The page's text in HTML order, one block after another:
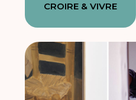
CROIRE & VIVRE